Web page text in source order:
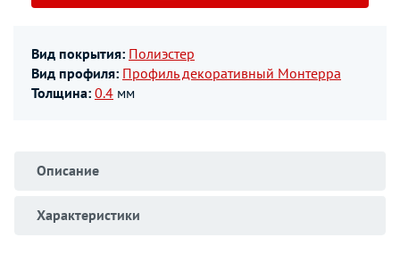
Вид покрытия: Полиэстер
Вид профиля: Профиль декоративный Монтерра
Толщина: 0.4 мм
Описание
Характеристики